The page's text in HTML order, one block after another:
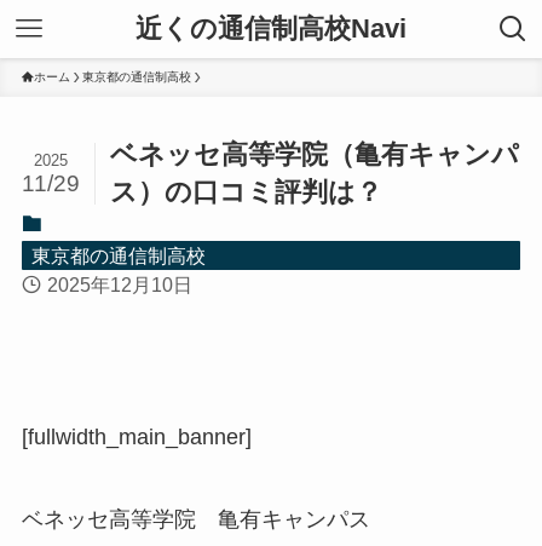
近くの通信制高校Navi
ホーム 東京都の通信制高校
ベネッセ高等学院（亀有キャンパ
ス）の口コミ評判は？
2025
11/29
東京都の通信制高校
2025年12月10日
[fullwidth_main_banner]
ベネッセ高等学院 亀有キャンパス